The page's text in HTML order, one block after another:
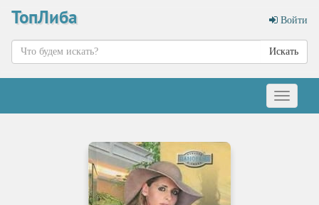
ТопЛиба Войти
Искать
Меню